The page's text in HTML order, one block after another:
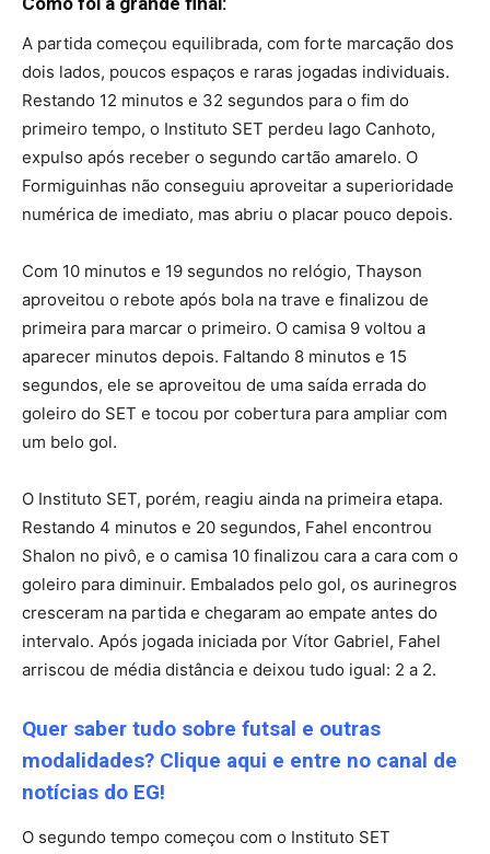
A partida começou equilibrada, com forte marcação dos
dois lados, poucos espaços e raras jogadas individuais.
Restando 12 minutos e 32 segundos para o fim do
primeiro tempo, o Instituto SET perdeu Iago Canhoto,
expulso após receber o segundo cartão amarelo. O
Formiguinhas não conseguiu aproveitar a superioridade
numérica de imediato, mas abriu o placar pouco depois.
Com 10 minutos e 19 segundos no relógio, Thayson
aproveitou o rebote após bola na trave e finalizou de
primeira para marcar o primeiro. O camisa 9 voltou a
aparecer minutos depois. Faltando 8 minutos e 15
segundos, ele se aproveitou de uma saída errada do
goleiro do SET e tocou por cobertura para ampliar com
um belo gol.
O Instituto SET, porém, reagiu ainda na primeira etapa.
Restando 4 minutos e 20 segundos, Fahel encontrou
Shalon no pivô, e o camisa 10 finalizou cara a cara com o
goleiro para diminuir. Embalados pelo gol, os aurinegros
cresceram na partida e chegaram ao empate antes do
intervalo. Após jogada iniciada por Vítor Gabriel, Fahel
arriscou de média distância e deixou tudo igual: 2 a 2.
Quer saber tudo sobre futsal e outras
modalidades? Clique aqui e entre no canal de
notícias do EG!
O segundo tempo começou com o Instituto SET